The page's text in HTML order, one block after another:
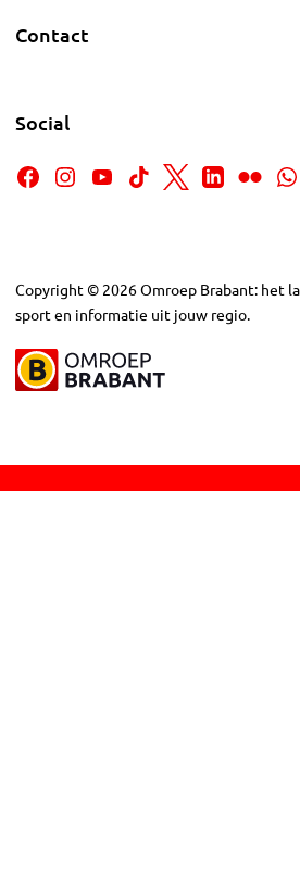
Contact
Social
Copyright © 2026Omroep Brabant: het
sport en informatie uit jouw regio.